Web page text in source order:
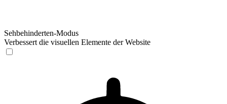
Sehbehinderten-Modus
Verbessert die visuellen Elemente der Website